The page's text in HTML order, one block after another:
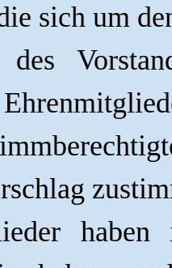
sich um
des
haben